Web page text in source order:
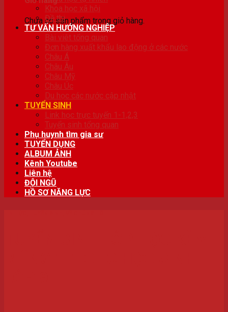
Chưa có sản phẩm trong giỏ hàng.
Khoa học xã hội
Đề thi
TƯ VẤN HƯỚNG NGHIỆP
Bài viêt tổng quan
Đơn hàng xuất khẩu lao động ở các nước
Châu Á
Châu Âu
Châu Mỹ
Châu Úc
Du học các nước cập nhật
TUYỂN SINH
Link học trực tuyến 1-1,2,3
Tuyển sinh tổng quan
Phụ huynh tìm gia sư
TUYỂN DỤNG
ALBUM ẢNH
Kênh Youtube
Liên hệ
ĐỘI NGŨ
HỒ SƠ NĂNG LỰC